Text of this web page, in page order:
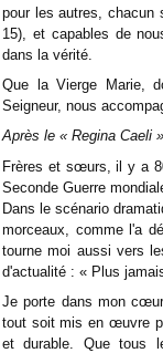
pour les autres,
15), et capables de
dans la vérité.
Que la Vierge Marie,
Seigneur, nous
Après le « Regina Caeli
Frères et sœurs, il y a
Seconde Guerre
Dans le scénario
morceaux, comme l'a
tourne moi aussi vers
d'actualité : « Plus
Je porte dans mon
tout soit mis en œuvre
et durable. Que tous